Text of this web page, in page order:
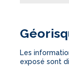
Les
exposé sont